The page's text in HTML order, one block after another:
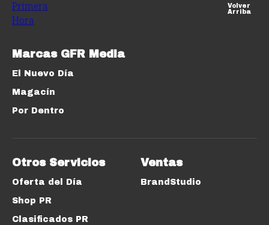
Volver
Arriba
Marcas GFR Media
El Nuevo Día
Magacín
Por Dentro
Otros Servicios
Oferta del Día
Shop PR
Clasificados PR
Ventas
BrandStudio